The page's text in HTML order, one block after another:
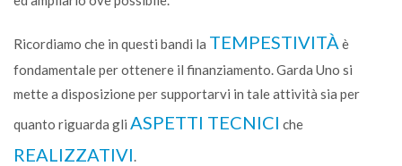
Ricordiamo che in questi bandi la TEMPESTIVITÀ è
fondamentale per ottenere il finanziamento. Garda Uno si
mette a disposizione per supportarvi in tale attività sia per
quanto riguarda gli ASPETTI TECNICI che
REALIZZATIVI.